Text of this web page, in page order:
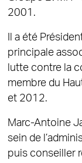
2001.
Il a été
principale
lutte contre la
membre du
et 2012.
Marc-Antoine
sein de
puis conseiller